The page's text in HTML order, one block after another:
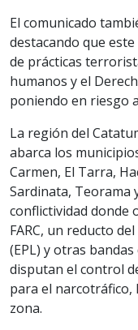
El comunicado
destacando que
de prácticas
humanos y el
poniendo en riesgo
La región del
abarca los
Carmen, El Tarra,
Sardinata, Teorama
conflictividad donde
FARC, un reducto
(EPL) y otras
disputan el control
para el narcotráfico,
zona.